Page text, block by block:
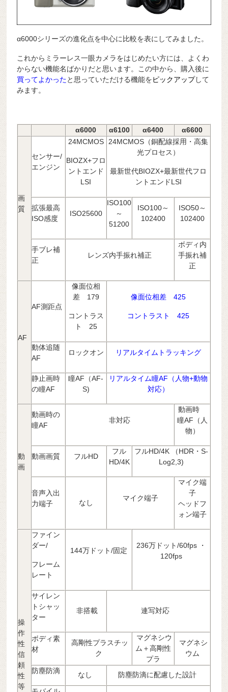
α6000シリーズの進化点を中心に比較を表にしてみました。
これからミラーレス一眼カメラをはじめたい方には、よくわ
からない機能名ばかりだと思います。この中から、購入後に
買ってよかったと思っていただける機能をピックアップして
みます。
α6000 α6100 α6400 α6600
画
質
センサー/
エンジン
24MCMOS
BIOZX+フロ
ントエンド
LSI
24MCMOS（銅配線採用・高集
光プロセス）
最新世代BIOZX+最新世代フロ
ントエンドLSI
拡張最高
ISO感度
ISO25600
ISO100
～
51200
ISO100～
102400
ISO50～
102400
手ブレ補
正
レンズ内手振れ補正
ボディ内
手振れ補
正
AF
AF測距点
像面位相
差 179
コントラス
ト 25
像面位相差 425
コントラスト 425
動体追随
AF
ロックオン リアルタイムトラッキング
静止画時
の瞳AF
瞳AF（AF-
S)
リアルタイム瞳AF（人物+動物
対応）
動
画
動画時の
瞳AF
非対応
動画時
瞳AF（人
物）
動画画質 フルHD
フル
HD/4K
フルHD/4K （HDR・S-
Log2,3)
音声入出
力端子
なし
マイク端子
マイク端
子
ヘッドフ
ォン端子
操
作
性
信
頼
性
等
ファイン
ダー/
フレーム
レート
144万ドット/固定
236万ドット/60fps ・
120fps
サイレン
トシャッ
ター
非搭載 連写対応
ボディ素
材
高剛性プラスチッ
ク
マグネシウ
ム＋高剛性
プラ
マグネシ
ウム
防塵防滴 なし
防塵防滴に配慮した設計